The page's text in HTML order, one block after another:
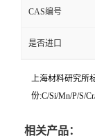
CAS编号
是否进口
上海材料研究所
份:C/Si/Mn/P/S/
相关产品：